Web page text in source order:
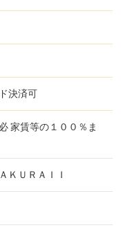
決済可
家賃等の１００％ま
ＫＵＲＡＩＩ